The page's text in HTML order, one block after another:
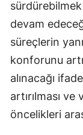
devam
süreçlerin
konforunu
alınacağı
artırılması ve
öncelikleri